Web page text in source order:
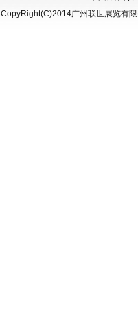
CopyRight(C)2014广州联世展览有